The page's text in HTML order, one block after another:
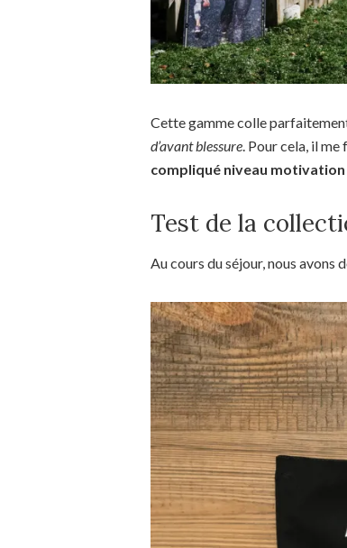
Cette gamme colle
d’avant blessure. Pour cela, il
compliqué niveau
Test de la
Au cours du séjour, nous avons